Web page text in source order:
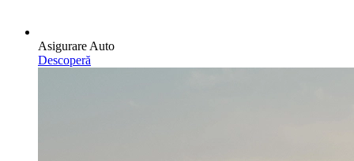
Asigurare Auto
Descoperă